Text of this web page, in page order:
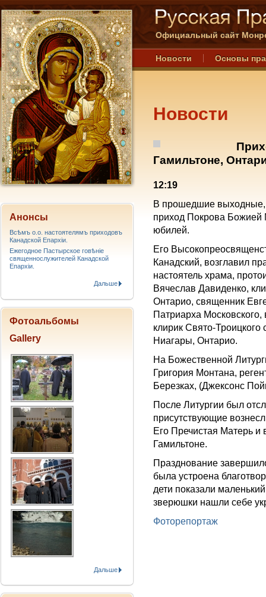
Официальный сайт
Новости Основы
Новости
Гамильтоне,
12:19
В прошедшие выходные,
приход Покрова Божией
юбилей.
Его
Канадский, возглавил
настоятель храма,
Вячеслав Давиденко,
Онтарио, священник
Патриарха
клирик Свято-
Ниагары, Онтарио.
На Божественной
Григория Монтана,
Березках, (Джексонс
После Литургии был
присутствующие
Его Пречистая Матерь и
Гамильтоне.
Празднование
была устроена
дети показали
зверюшки нашли себе
Фоторепортаж
Анонсы
Всѣмъ о.о. настоятелямъ приходовъ
Канадской Епархiи.
Ежегодное Пастырское говѣніе
священнослужителей Канадской
Епархіи.
Дальше
Фотоальбомы
Gallery
Дальше